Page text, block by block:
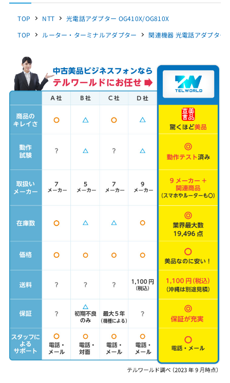
TOP NTT
光電話アダプター OG410X/OG810X
TOP
ルーター・ターミナルアダプター 関連機器 光電話アダプター